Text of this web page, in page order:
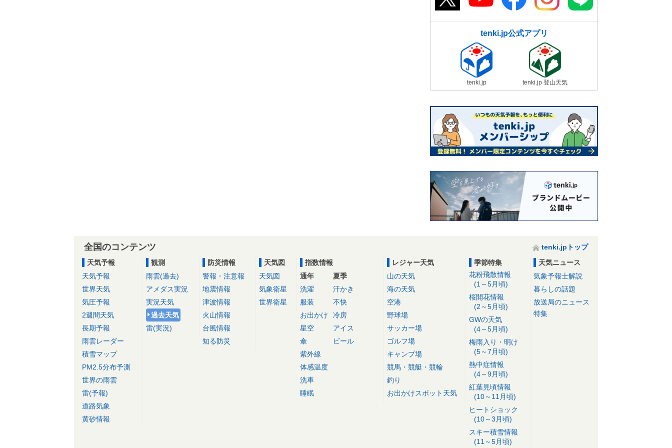
tenki.jp公式アプリ
tenki.jp tenki.jp 登山天気
全国のコンテンツ
tenki.jpトップ
天気予報
天気予報
世界天気
気圧予報
2週間天気
長期予報
雨雲レーダー
積雪マップ
PM2.5分布予測
世界の雨雲
雷(予報)
道路気象
黄砂情報
観測
雨雲(過去)
アメダス実況
実況天気
過去天気
雷(実況)
防災情報
警報・注意報
地震情報
津波情報
火山情報
台風情報
知る防災
天気図
天気図
気象衛星
世界衛星
指数情報
通年
洗濯
服装
お出かけ
星空
傘
紫外線
体感温度
洗車
睡眠
夏季
汗かき
不快
冷房
アイス
ビール
レジャー天気
山の天気
海の天気
空港
野球場
サッカー場
ゴルフ場
キャンプ場
競馬・競艇・競輪
釣り
お出かけスポット天気
季節特集
花粉飛散情報
(1～5月頃)
桜開花情報
(2～5月頃)
GWの天気
(4～5月頃)
梅雨入り・明け
(5～7月頃)
熱中症情報
(4～9月頃)
紅葉見頃情報
(10～11月頃)
ヒートショック
(10～3月頃)
スキー積雪情報
(11～5月頃)
天気ニュース
気象予報士解説
暮らしの話題
放送局のニュース
特集